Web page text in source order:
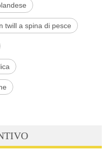
twill a spina di pesce